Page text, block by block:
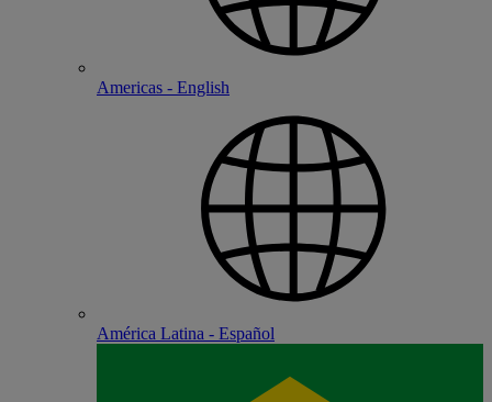
Americas - English
América Latina - Español